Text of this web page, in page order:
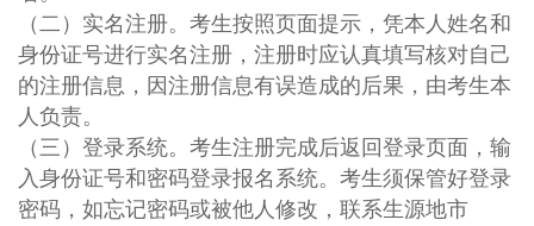
（二）实名注册。考生按照页面提示，凭本人姓名和
身份证号进行实名注册，注册时应认真填写核对自己
的注册信息，因注册信息有误造成的后果，由考生本
人负责。
（三）登录系统。考生注册完成后返回登录页面，输
入身份证号和密码登录报名系统。考生须保管好登录
密码，如忘记密码或被他人修改，联系生源地市